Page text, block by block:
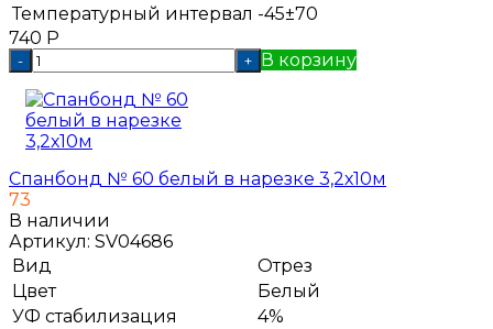
Температурный интервал -45±70
740 Р
- + В корзину
Спанбонд № 60 белый в нарезке 3,2х10м
73
В наличии
Артикул: SV04686
Вид
Отрез
Цвет
Белый
УФ стабилизация
4%